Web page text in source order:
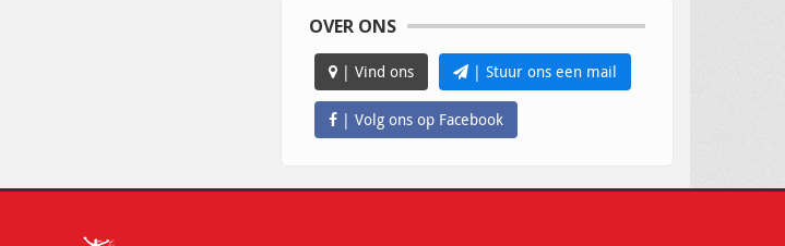
OVER ONS
| Vind ons | Stuur ons een mail
| Volg ons op Facebook